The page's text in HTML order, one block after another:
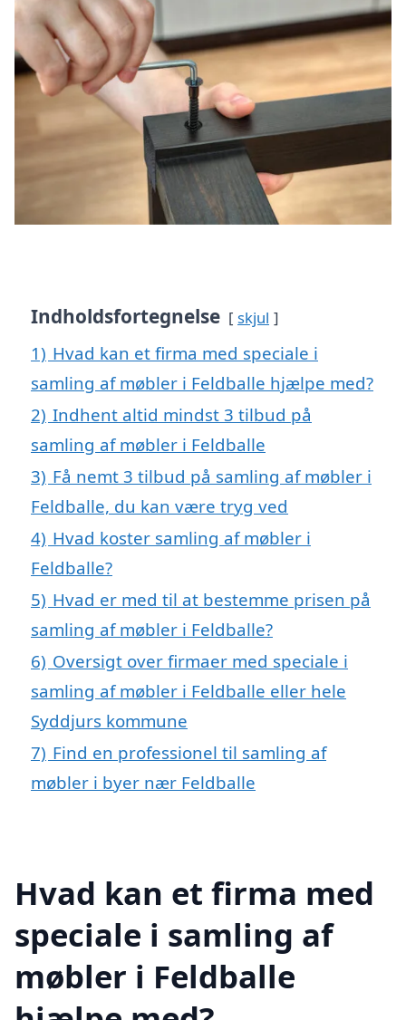
Indholdsfortegnelse skjul
1) Hvad kan et firma med speciale i
samling af møbler i Feldballe hjælpe med?
2) Indhent altid mindst 3 tilbud på
samling af møbler i Feldballe
3) Få nemt 3 tilbud på samling af møbler i
Feldballe, du kan være tryg ved
4) Hvad koster samling af møbler i
Feldballe?
5) Hvad er med til at bestemme prisen på
samling af møbler i Feldballe?
6) Oversigt over firmaer med speciale i
samling af møbler i Feldballe eller hele
Syddjurs kommune
7) Find en professionel til samling af
møbler i byer nær Feldballe
Hvad kan et firma med
speciale i samling af
møbler i Feldballe